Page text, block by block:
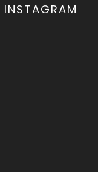
INSTAGRAM